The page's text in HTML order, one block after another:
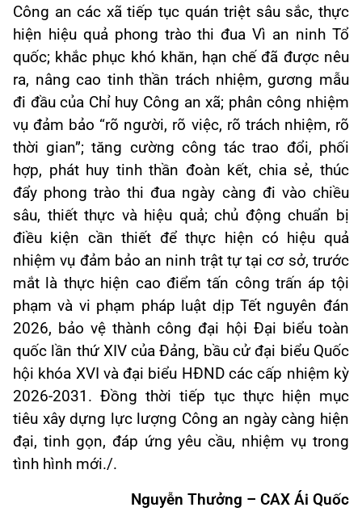
Công an các xã tiếp tục quán triệt sâu sắc, thực
hiện hiệu quả phong trào thi đua Vì an ninh Tổ
quốc; khắc phục khó khăn, hạn chế đã được nêu
ra, nâng cao tinh thần trách nhiệm, gương mẫu
đi đầu của Chỉ huy Công an xã; phân công nhiệm
vụ đảm bảo “rõ người, rõ việc, rõ trách nhiệm, rõ
thời gian”; tăng cường công tác trao đổi, phối
hợp, phát huy tinh thần đoàn kết, chia sẻ, thúc
đẩy phong trào thi đua ngày càng đi vào chiều
sâu, thiết thực và hiệu quả; chủ động chuẩn bị
điều kiện cần thiết để thực hiện có hiệu quả
nhiệm vụ đảm bảo an ninh trật tự tại cơ sở, trước
mắt là thực hiện cao điểm tấn công trấn áp tội
phạm và vi phạm pháp luật dịp Tết nguyên đán
2026, bảo vệ thành công đại hội Đại biểu toàn
quốc lần thứ XIV của Đảng, bầu cử đại biểu Quốc
hội khóa XVI và đại biểu HĐND các cấp nhiệm kỳ
2026-2031. Đồng thời tiếp tục thực hiện mục
tiêu xây dựng lực lượng Công an ngày càng hiện
đại, tinh gọn, đáp ứng yêu cầu, nhiệm vụ trong
tình hình mới./.
Nguyễn Thưởng – CAX Ái Quốc